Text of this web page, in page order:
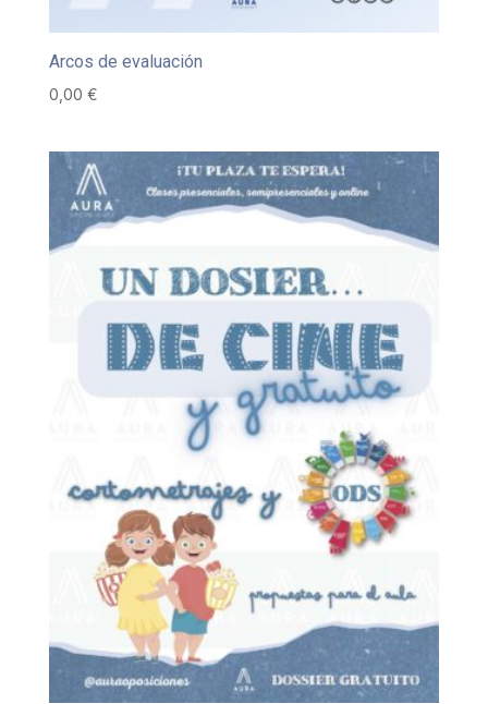
Arcos de evaluación
0,00 €